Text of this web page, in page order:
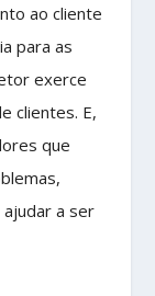
ao cliente
para as
exerce
clientes. E,
que
a ser